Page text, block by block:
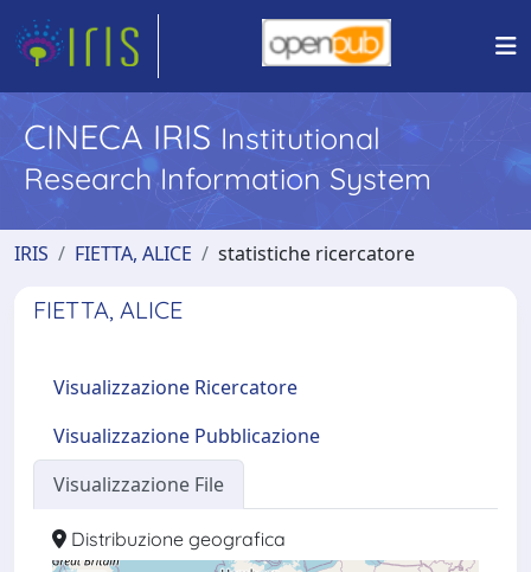
CINECA IRIS Institutional
Research Information System
IRIS FIETTA, ALICE statistiche ricercatore
FIETTA, ALICE
Visualizzazione Ricercatore
Visualizzazione Pubblicazione
Visualizzazione File
Distribuzione geografica